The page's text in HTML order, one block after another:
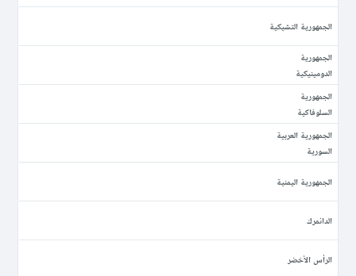
الجمهورية التشيكية
الجمهورية
الدومينيكية
الجمهورية
السلوفاكية
الجمهورية العربية
السورية
الجمهورية اليمنية
الدانمرك
الرأس الأخضر